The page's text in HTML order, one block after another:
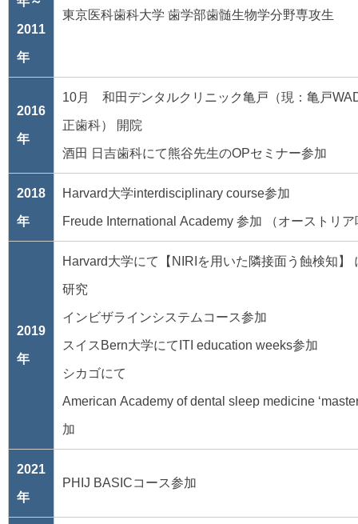
2011
年
東京医科歯科大学 歯学部歯髄生物学分野専攻生
2016
年
10月 和田デンタルクリニック亀戸（現：亀戸
正歯科） 開院
酒田 日吉歯科にて熊谷先生のOPセミナー参加
2018
年
Harvard大学interdisciplinary course参加
Freude International Academy 参加 （オーストリ
2019
年
Harvard大学にて【NIRIを用いた隣接面う蝕検知】
研究
インビザラインシステムコース参加
スイスBern大学にてITI education weeks参加
シカゴにて
American Academy of dental sleep medicine
加
2021
年
PHIJ BASICコース参加